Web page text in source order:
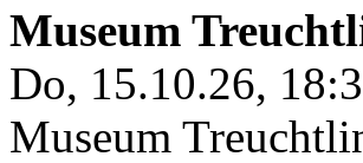
Museum
Do, 15.10.26,
Museum